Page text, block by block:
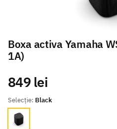
Boxa activa Yamaha
1A)
Selecție: Black
Black
849 lei